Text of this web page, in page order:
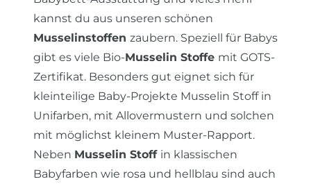
kannst du aus unseren schönen
Musselinstoffen zaubern. Speziell für Babys
gibt es viele Bio-Musselin Stoffe mit GOTS-
Zertifikat. Besonders gut eignet sich für
kleinteilige Baby-Projekte Musselin Stoff in
Unifarben, mit Allovermustern und solchen
mit möglichst kleinem Muster-Rapport.
Neben Musselin Stoff in klassischen
Babyfarben wie rosa und hellblau sind auch